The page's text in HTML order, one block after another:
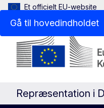
Gå til hovedindholdet
Et officielt EU-website
Repræsentation i